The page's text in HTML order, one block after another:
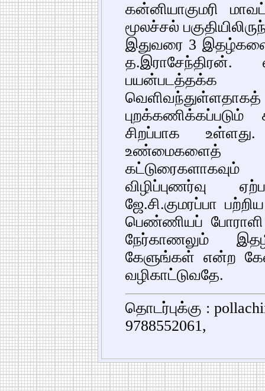
கன்னியாகுமரி
மூலச்சல்
இதுவரை 3 இதழ்களை
த.இராசேந்திரன்.
சிறப்பாக
உண்மைகளைத்
விழிப்புணர்வு
ஜே.சி.குமரப்பா
பெண்ணியப் போராளி
நேர்காணலும்
கேளுங்கள் என்ற
வழிகாட்டுவதே.
தொடர்புக்கு :
9788552061,